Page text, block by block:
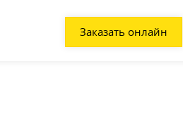
Заказать онлайн